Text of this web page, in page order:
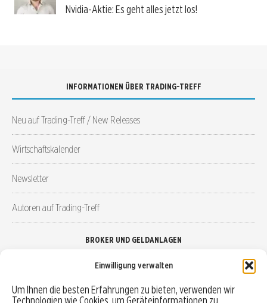
Einwilligung verwalten
Um Ihnen die besten Erfahrungen zu bieten, verwenden wir
Technologien wie Cookies, um Geräteinformationen zu
Nvidia-Aktie: Es geht alles jetzt los!
INFORMATIONEN ÜBER TRADING-TREFF
Neu auf Trading-Treff / New Releases
Wirtschaftskalender
Newsletter
Autoren auf Trading-Treff
BROKER UND GELDANLAGEN